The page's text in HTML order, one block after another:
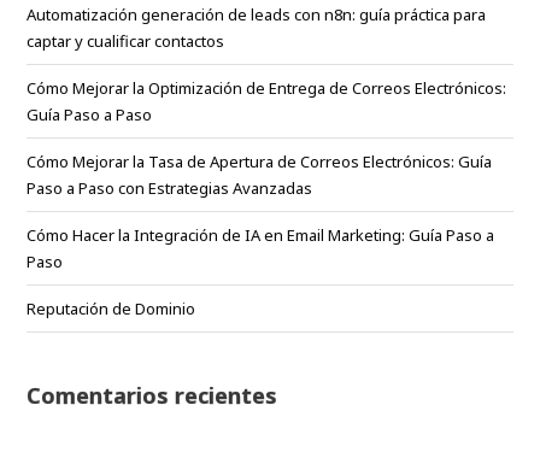
Automatización generación de leads con n8n: guía práctica para
captar y cualificar contactos
Cómo Mejorar la Optimización de Entrega de Correos Electrónicos:
Guía Paso a Paso
Cómo Mejorar la Tasa de Apertura de Correos Electrónicos: Guía
Paso a Paso con Estrategias Avanzadas
Cómo Hacer la Integración de IA en Email Marketing: Guía Paso a
Paso
Reputación de Dominio
Comentarios recientes